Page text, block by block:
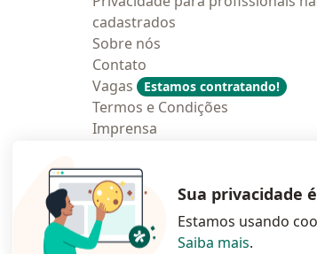
cadastrados
Sobre nós
Contato
Vagas
Estamos contratando!
Termos e Condições
Imprensa
Polska
Sua privacidade
Estamos usando
Saiba mais.